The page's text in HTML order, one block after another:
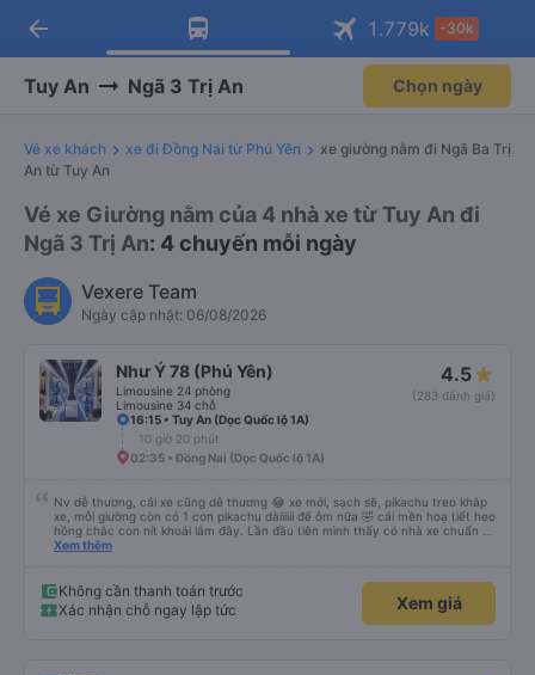
Tải app Vexere ngay!
Nhận ưu đãi thành viên độc
Mở app
Tải app Vexere
-30k/ghế khi đặt vé máy bay qua
Mở app
arrow_back 1.779k -30k
Tuy An Ngã 3 Trị An Chọn ngày
Vé xe khách xe đi Đồng Nai từ Phú Yên
xe giường nằm đi Ngã Ba Trị
An từ Tuy An
Vé xe Giường nằm của 4 nhà xe từ Tuy An đi
Ngã 3 Trị An: 4 chuyến mỗi ngày
Vexere Team
Ngày cập nhật: 06/08/2026
Như Ý 78 (Phú Yên)
Limousine 24 phòng
Limousine 34 chỗ
4.5
(283 đánh giá)
16:15 • Tuy An (Dọc Quốc lộ 1A)
10 giờ 20 phút
02:35 • Đồng Nai (Dọc Quốc lộ 1A)
Nv dễ thương, cái xe cũng dễ thương 😂 xe mới, sạch sẽ, pikachu treo khắp
xe, mỗi giường còn có 1 con pikachu dàiiiiii để ôm nữa 🤣 cái mền hoạ tiết heo
hồng chắc con nít khoái lắm đây. Lần đầu tiên mình thấy có nhà xe chuẩn bị
cả bàn chải đánh răng. Có 2 ông bà cụ lên xe còn được nv dẫn tới tận nơi để
Xem thêm
Không cần thanh toán trước
Xác nhận chỗ ngay lập tức
Xem giá